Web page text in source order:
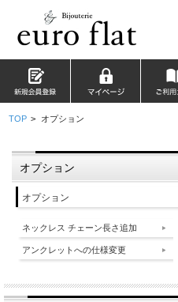
TOP > オプション
オプション
オプション
ネックレス チェーン長さ追加
アンクレットへの仕様変更